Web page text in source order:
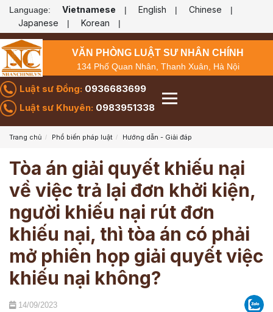
Language: Vietnamese | English | Chinese |
Japanese | Korean |
VĂN PHÒNG LUẬT SƯ NHÂN CHÍNH
134 Phố Quan Nhân, Thanh Xuân, Hà Nội
Luật sư Đồng: 0936683699
Luật sư Khuyên: 0983951338
Trang chủ Phổ biến pháp luật Hướng dẫn - Giải đáp
Tòa án giải quyết khiếu nại
về việc trả lại đơn khởi kiện,
người khiếu nại rút đơn
khiếu nại, thì tòa án có phải
mở phiên họp giải quyết việc
khiếu nại không?
14/09/2023